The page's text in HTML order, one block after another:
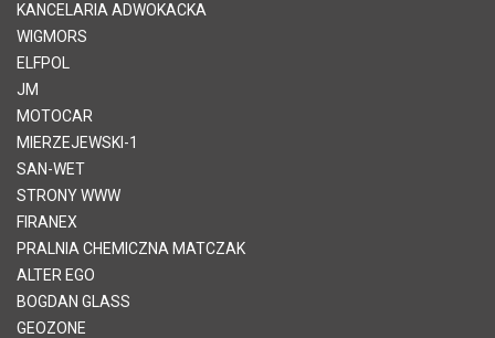
KANCELARIA ADWOKACKA
WIGMORS
ELFPOL
JM
MOTOCAR
MIERZEJEWSKI-1
SAN-WET
STRONY WWW
FIRANEX
PRALNIA CHEMICZNA MATCZAK
ALTER EGO
BOGDAN GLASS
GEOZONE